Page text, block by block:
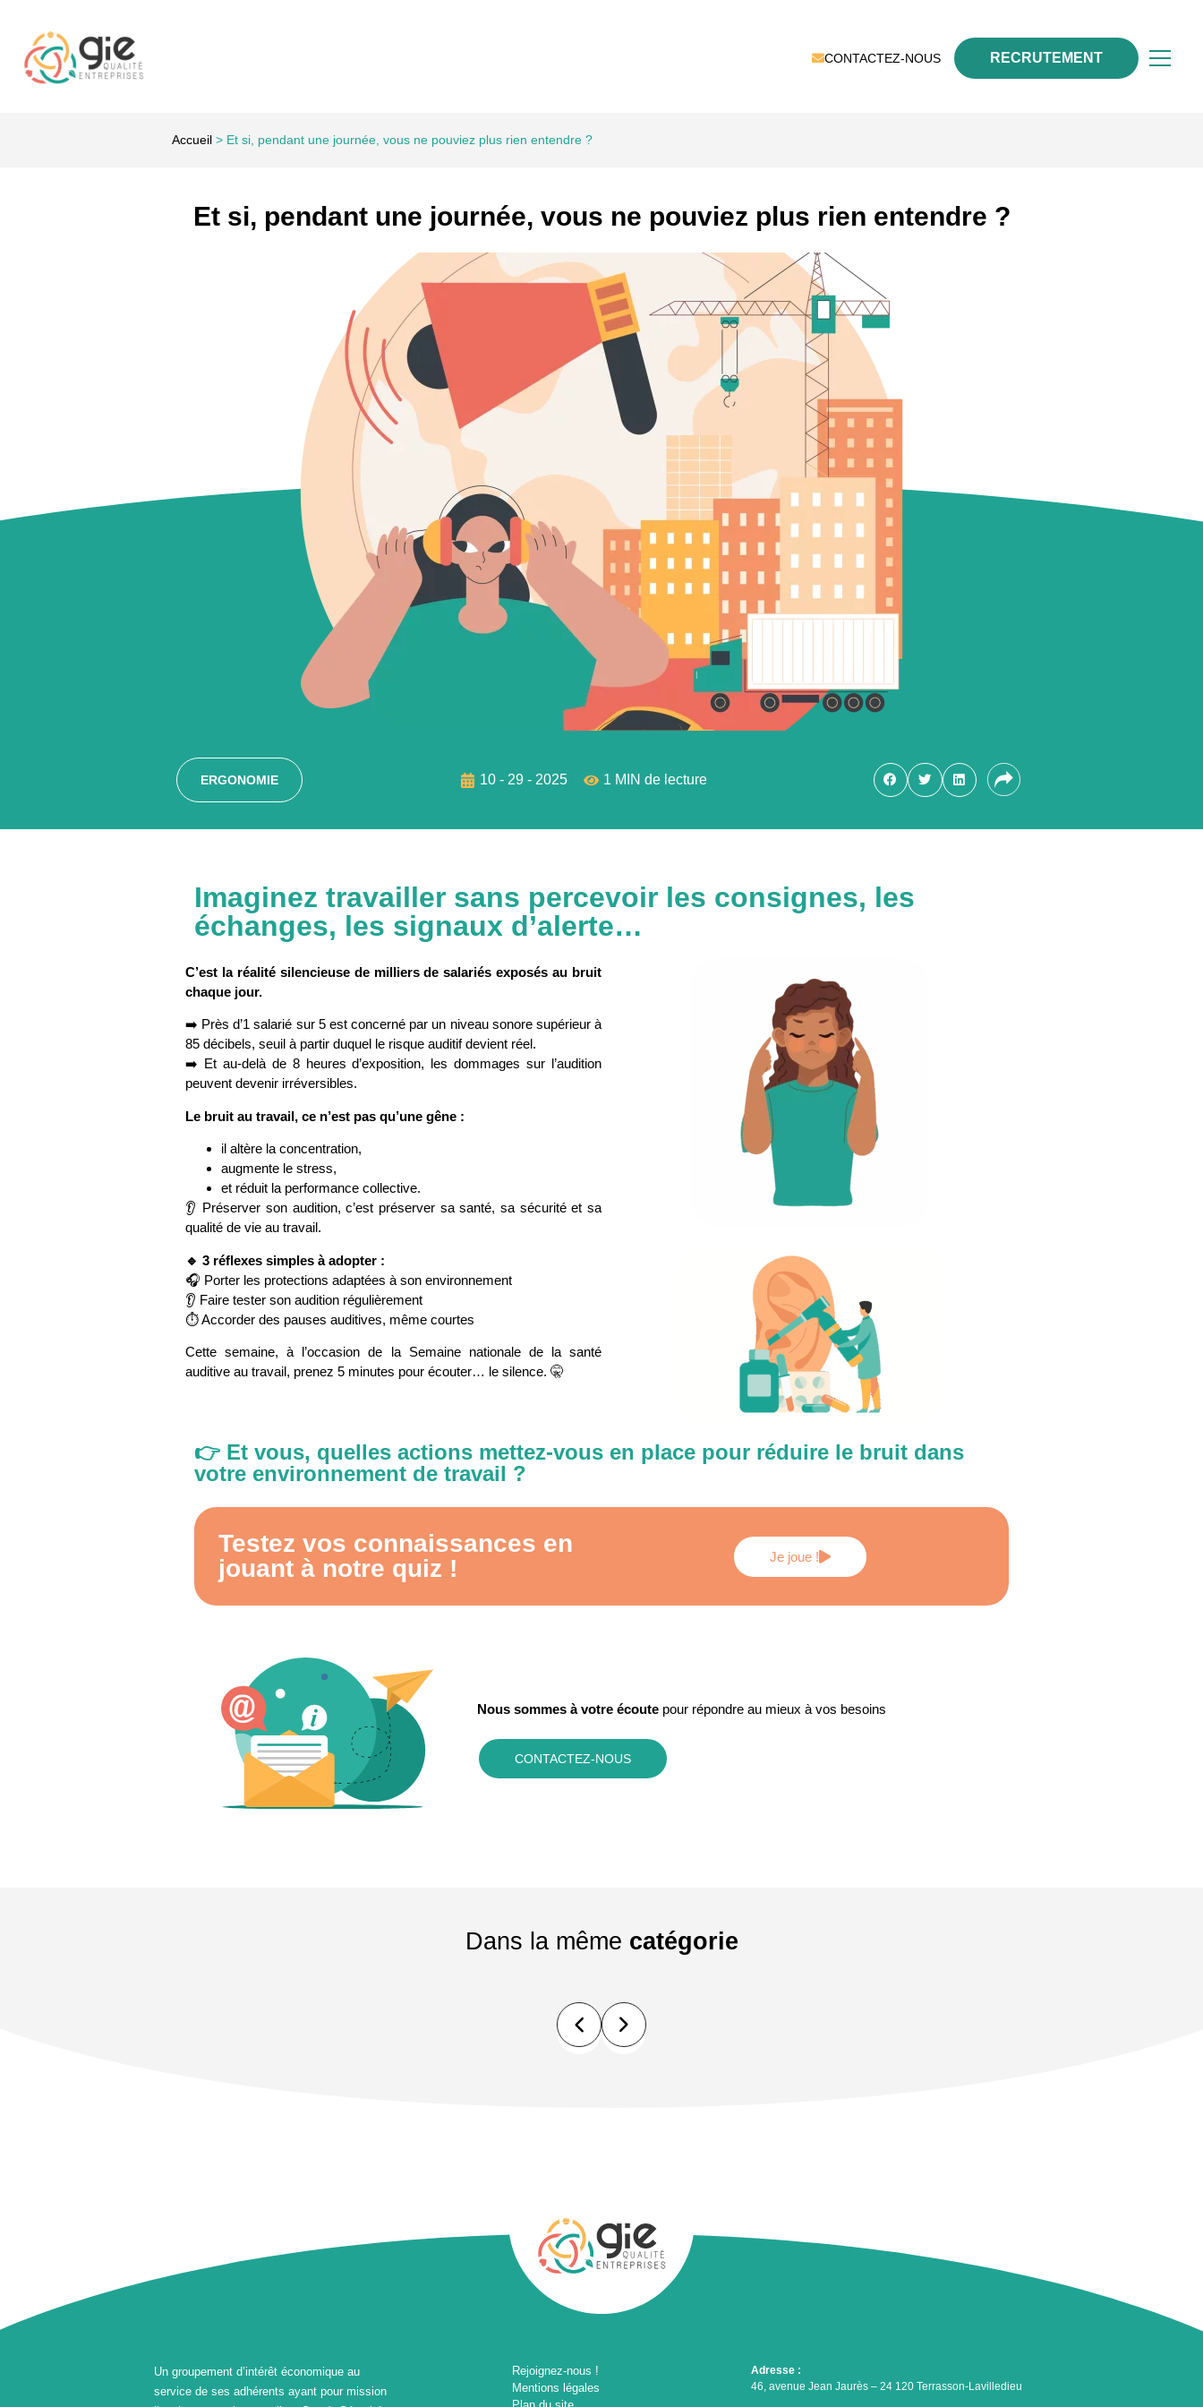
CONTACTEZ-NOUS RECRUTEMENT
Accueil > Et si, pendant une journée, vous ne pouviez plus rien entendre ?
Et si, pendant une journée, vous ne pouviez plus rien entendre ?
ERGONOMIE 10 - 29 - 2025 1 MIN de lecture
Imaginez travailler sans percevoir les consignes, les
échanges, les signaux d’alerte…​
C’est la réalité silencieuse de milliers de salariés exposés au bruit
chaque jour.
➡️ Près d’1 salarié sur 5 est concerné par un niveau sonore supérieur à
85 décibels, seuil à partir duquel le risque auditif devient réel.
➡️ Et au-delà de 8 heures d’exposition, les dommages sur l’audition
peuvent devenir irréversibles.
Le bruit au travail, ce n’est pas qu’une gêne :
il altère la concentration,
augmente le stress,
et réduit la performance collective.
👂 Préserver son audition, c’est préserver sa santé, sa sécurité et sa
qualité de vie au travail.
🔹 3 réflexes simples à adopter :
🎧 Porter les protections adaptées à son environnement
👂 Faire tester son audition régulièrement
⏱️ Accorder des pauses auditives, même courtes
Cette semaine, à l’occasion de la Semaine nationale de la santé
auditive au travail, prenez 5 minutes pour écouter… le silence. 🤫
👉 Et vous, quelles actions mettez-vous en place pour réduire le bruit dans
votre environnement de travail ?​
Testez vos connaissances en
jouant à notre quiz !
Je joue !
Nous sommes à votre écoute pour répondre au mieux à vos besoins
CONTACTEZ-NOUS
Dans la même catégorie
Un groupement d’intérêt économique au
service de ses adhérents ayant pour mission
Rejoignez-nous !
Mentions légales
Adresse :
46, avenue Jean Jaurès – 24 120 Terrasson-Lavilledieu